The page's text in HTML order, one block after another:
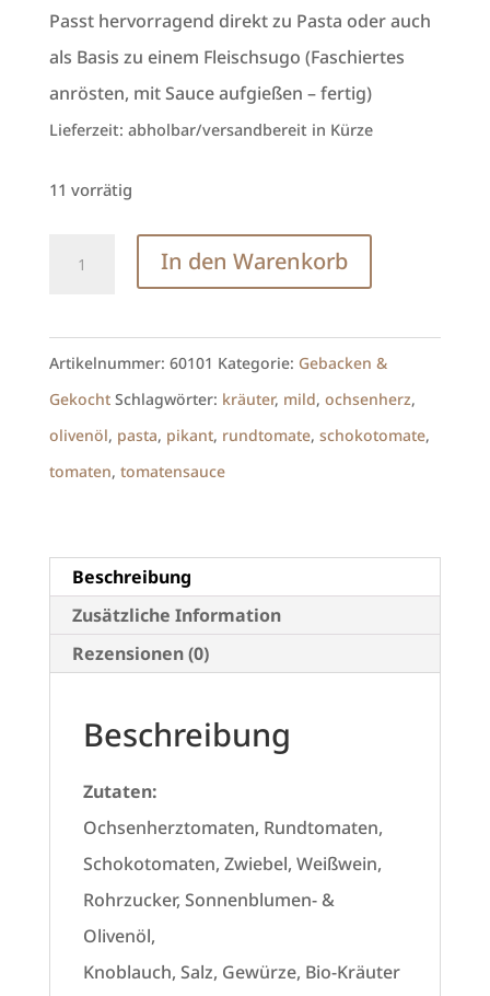
Passt hervorragend direkt zu Pasta oder auch
als Basis zu einem Fleischsugo (Faschiertes
anrösten, mit Sauce aufgießen – fertig)
Lieferzeit: abholbar/versandbereit in Kürze
11 vorrätig
Tomatensauce
350g
Glas
Menge
In den Warenkorb
Artikelnummer: 60101 Kategorie: Gebacken &
Gekocht Schlagwörter: kräuter, mild, ochsenherz,
olivenöl, pasta, pikant, rundtomate, schokotomate,
tomaten, tomatensauce
Beschreibung
Zusätzliche Information
Rezensionen (0)
Beschreibung
Zutaten:
Ochsenherztomaten, Rundtomaten,
Schokotomaten, Zwiebel, Weißwein,
Rohrzucker, Sonnenblumen- &
Olivenöl,
Knoblauch, Salz, Gewürze, Bio-Kräuter